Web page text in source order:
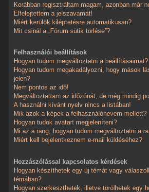
Korábban regisztráltam magam, azonban már
Elfelejtettem a jelszavamat!
Miért kerülök kiléptetésre automatikusan?
Mit csinál a „Fórum sütik törlése”?
Felhasználói beállítások
Hogyan tudom megváltoztatni a beállításaimat?
Hogyan tudom megakadályozni, hogy mások
jelen?
Nem pontos az idő!
Megváltoztattam az időzónát, de még mindig
A használni kívánt nyelv nincs a listában!
Mik azok a képek a felhasználónevem mellett?
Hogyan tudok avatart megjeleníteni?
Mi az a rang, hogyan tudom megváltoztatni a
Miért kell bejelentkeznem e-mail küldéséhez?
Hozzászólással kapcsolatos kérdések
Hogyan készíthetek egy új témát vagy
témában?
Hogyan szerkeszthetek, illetve törölhetek egy